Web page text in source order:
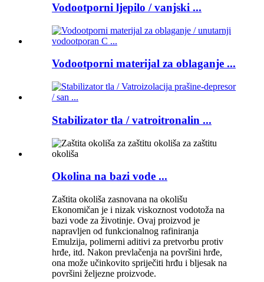
Vodootporni ljepilo / vanjski ...
Vodootporni materijal za oblaganje ...
Stabilizator tla / vatroitronalin ...
Okolina na bazi vode ...
Zaštita okoliša zasnovana na okolišu
Ekonomičan je i nizak viskoznost vodotoža na
bazi vode za životinje. Ovaj proizvod je
napravljen od funkcionalnog rafiniranja
Emulzija, polimerni aditivi za pretvorbu protiv
hrđe, itd. Nakon prevlačenja na površini hrđe,
ona može učinkovito spriječiti hrđu i bljesak na
površini željezne proizvode.